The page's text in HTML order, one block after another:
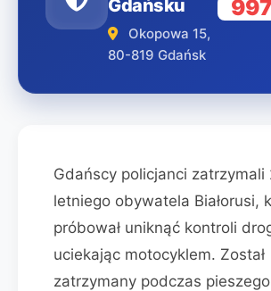
Gdańsku
Okopowa 15,
80-819 Gdańsk
997
Gdańscy policjanci zatrzymali
letniego obywatela Białorusi,
próbował uniknąć kontroli
uciekając motocyklem. Został
zatrzymany podczas